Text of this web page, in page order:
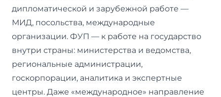
дипломатической и зарубежной работе —
МИД, посольства, международные
организации. ФУП — к работе на государство
внутри страны: министерства и ведомства,
региональные администрации,
госкорпорации, аналитика и экспертные
центры. Даже «международное» направление